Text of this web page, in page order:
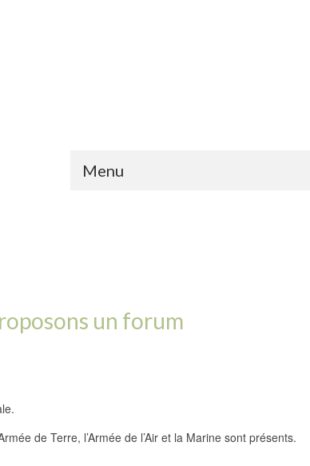
Menu
un forum
de Terre, l’Armée de l’Air et la Marine sont présents.